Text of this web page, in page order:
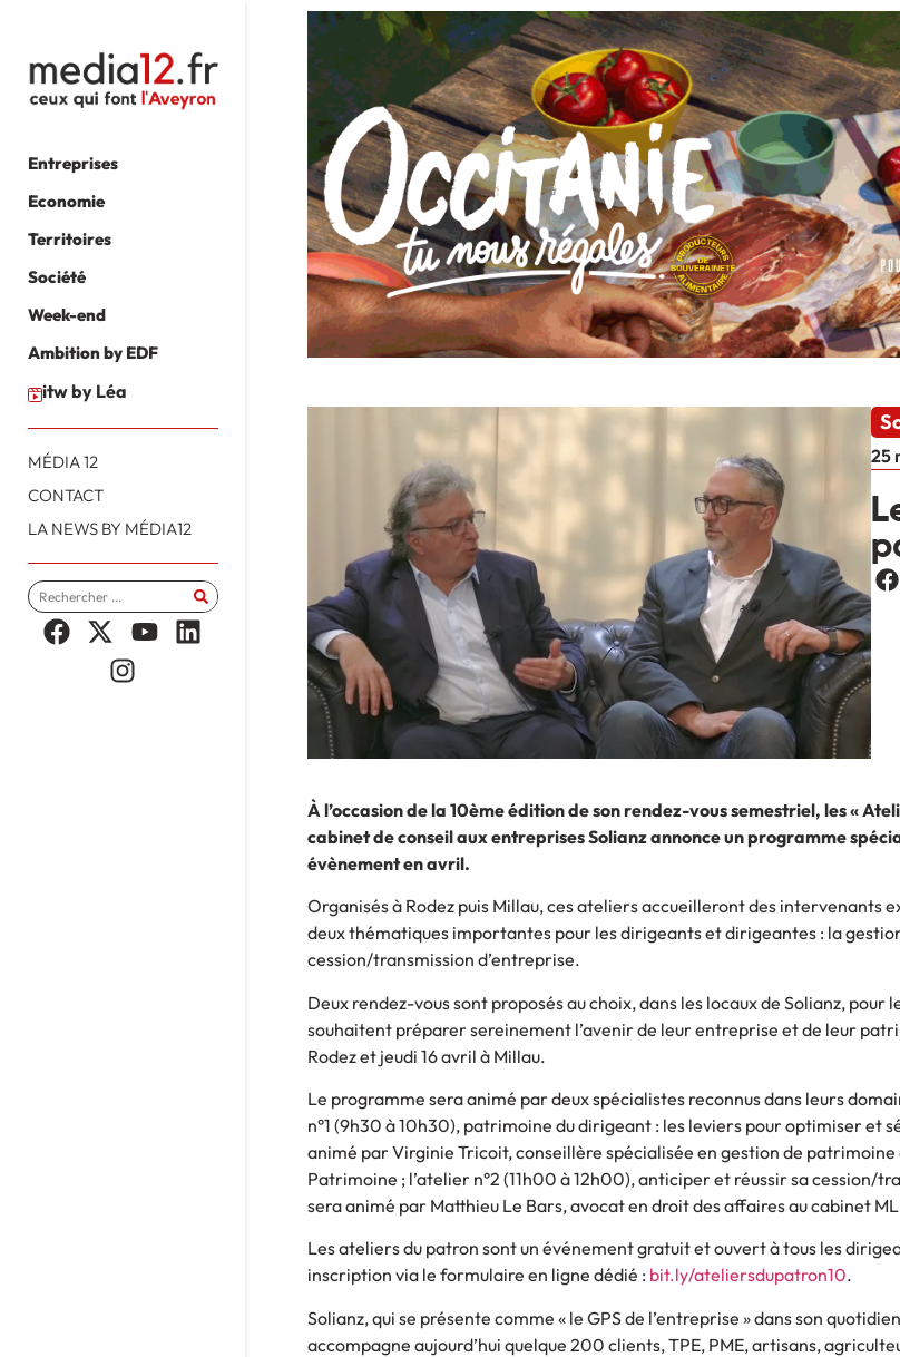
Entreprises
Economie
Territoires
Société
Week-end
Ambition by EDF
itw by Léa
MÉDIA 12
CONTACT
LA NEWS BY MÉDIA12
25
À l’occasion de la 10ème édition de son rendez-vous semestriel, les «
cabinet de conseil aux entreprises Solianz annonce un programme
évènement en avril.
Organisés à Rodez puis Millau, ces ateliers accueilleront des intervenants
deux thématiques importantes pour les dirigeants et dirigeantes : la
cession/transmission d’entreprise.
Deux rendez-vous sont proposés au choix, dans les locaux de Solianz, pour
souhaitent préparer sereinement l’avenir de leur entreprise et de leur
Rodez et jeudi 16 avril à Millau.
Le programme sera animé par deux spécialistes reconnus dans leurs
n°1 (9h30 à 10h30), patrimoine du dirigeant : les leviers pour optimiser et
animé par Virginie Tricoit, conseillère spécialisée en gestion de patrimoine
Patrimoine ; l’atelier n°2 (11h00 à 12h00), anticiper et réussir sa cession/
sera animé par Matthieu Le Bars, avocat en droit des affaires au cabinet
Les ateliers du patron sont un événement gratuit et ouvert à tous les
inscription via le formulaire en ligne dédié : bit.ly/ateliersdupatron10.
Solianz, qui se présente comme « le GPS de l’entreprise » dans son
accompagne aujourd’hui quelque 200 clients, TPE, PME, artisans,